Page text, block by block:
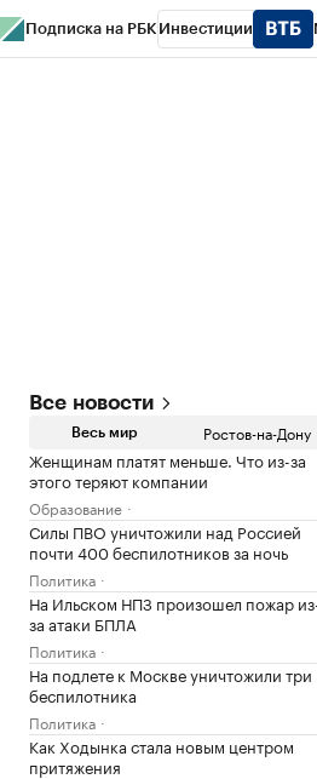
Подписка на РБК Инвестиции
Все новости
Весь мир Ростов-на-Дону
Женщинам платят меньше. Что из-за
этого теряют компании
Образование
Силы ПВО уничтожили над Россией
почти 400 беспилотников за ночь
Политика
На Ильском НПЗ произошел пожар
за атаки БПЛА
Политика
На подлете к Москве уничтожили три
беспилотника
Политика
Как Ходынка стала новым центром
притяжения